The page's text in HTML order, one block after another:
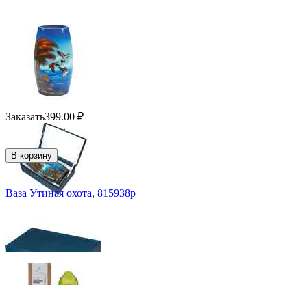
Заказать399.00 ₽
В корзину
Ваза Утиная охота, 815938p